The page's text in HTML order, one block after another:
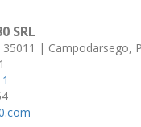
SRL
| Campodarsego,